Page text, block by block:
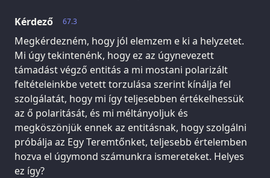
67.3
Kérdező
Megkérdezném, hogy jól elemzem e ki a helyzetet.
Mi úgy tekintenénk, hogy ez az úgynevezett
támadást végző entitás a mi mostani polarizált
feltételeinkbe vetett torzulása szerint kínálja fel
szolgálatát, hogy mi így teljesebben értékelhessük
az ő polaritását, és mi méltányoljuk és
megköszönjük ennek az entitásnak, hogy szolgálni
próbálja az Egy Teremtőnket, teljesebb értelemben
hozva el úgymond számunkra ismereteket. Helyes
ez így?